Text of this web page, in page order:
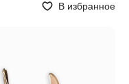
В избранное